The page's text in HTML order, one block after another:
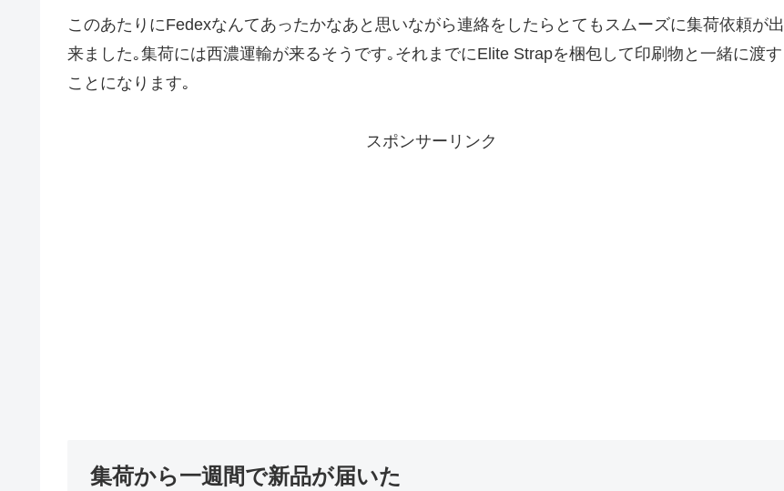
このあたりにFedexなんてあったかなあと思いながら連絡をしたらとてもスムーズに集荷依頼が出
来ました｡集荷には西濃運輸が来るそうです｡それまでにElite Strapを梱包して印刷物と一緒に渡す
ことになります｡
スポンサーリンク
集荷から一週間で新品が届いた